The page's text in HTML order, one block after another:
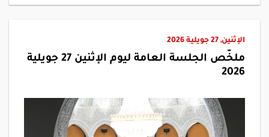
الإثنين, 27 جويلية 2026
ملخّص الجلسة العامة ليوم الإثنين 27 جويلية
2026